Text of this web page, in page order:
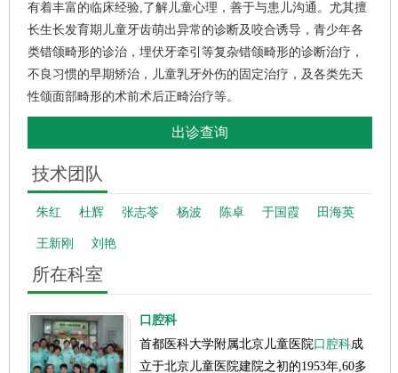
有着丰富的临床经验,了解儿童心理，善于与患儿沟通。尤其擅
长生长发育期儿童牙齿萌出异常的诊断及咬合诱导，青少年各
类错颌畸形的诊治，埋伏牙牵引等复杂错颌畸形的诊断治疗，
不良习惯的早期矫治，儿童乳牙外伤的固定治疗，及各类先天
性颌面部畸形的术前术后正畸治疗等。
出诊查询
技术团队
朱红 杜辉 张志苓 杨波 陈卓 于国霞 田海英
王新刚 刘艳
所在科室
口腔科
首都医科大学附属北京儿童医院口腔科成
立于北京儿童医院建院之初的1953年,60多